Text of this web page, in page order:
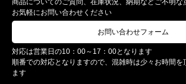
お気軽にお問い合わせください
お問い合わせフォーム
対応は営業日の10：00～17：00となります
順番での対応となりますので、混雑時は少々お時間
ます